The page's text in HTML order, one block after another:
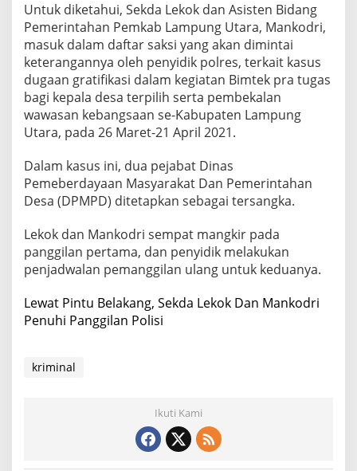
Untuk diketahui, Sekda Lekok dan Asisten Bidang
Pemerintahan Pemkab Lampung Utara, Mankodri,
masuk dalam daftar saksi yang akan dimintai
keterangannya oleh penyidik polres, terkait kasus
dugaan gratifikasi dalam kegiatan Bimtek pra tugas
bagi kepala desa terpilih serta pembekalan
wawasan kebangsaan se-Kabupaten Lampung
Utara, pada 26 Maret-21 April 2021.
Dalam kasus ini, dua pejabat Dinas
Pemeberdayaan Masyarakat Dan Pemerintahan
Desa (DPMPD) ditetapkan sebagai tersangka.
Lekok dan Mankodri sempat mangkir pada
panggilan pertama, dan penyidik melakukan
penjadwalan pemanggilan ulang untuk keduanya.
Lewat Pintu Belakang, Sekda Lekok Dan Mankodri
Penuhi Panggilan Polisi
kriminal
Ikuti Kami